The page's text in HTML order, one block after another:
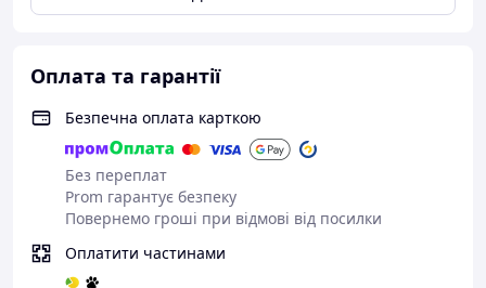
Оплата та гарантії
Безпечна оплата карткою
Без переплат
Prom гарантує безпеку
Повернемо гроші при відмові від посилки
Оплатити частинами